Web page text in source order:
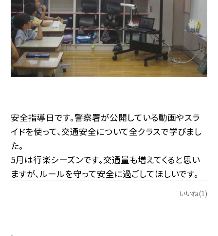
安全指導日です。警察署が公開している動画やスラ
イドを使って、交通安全について全クラスで学びまし
た。
5月は行楽シーズンです。交通量も増えてくると思い
ますが、ルールを守って安全に過ごしてほしいです。
いいね(1)